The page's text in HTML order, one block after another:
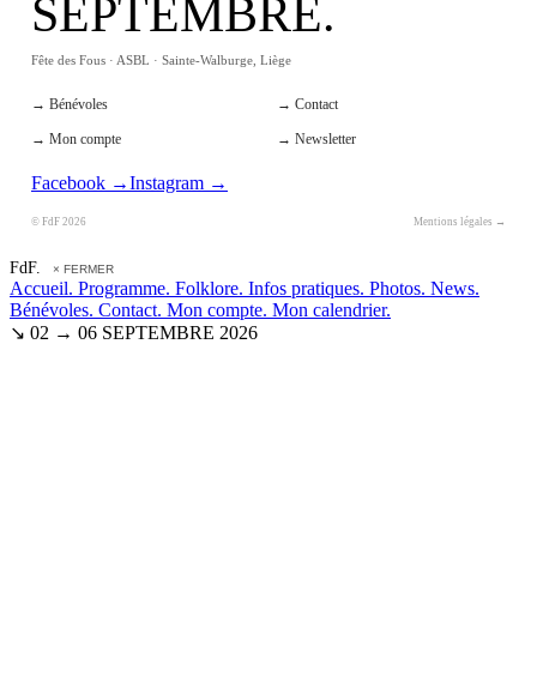
SEPTEMBRE.
Fête des Fous · ASBL · Sainte-Walburge, Liège
→ Bénévoles → Contact
→ Mon compte → Newsletter
Facebook →Instagram →
© FdF 2026 Mentions légales →
FdF. × FERMER
Accueil. Programme. Folklore. Infos pratiques. Photos. News.
Bénévoles. Contact. Mon compte. Mon calendrier.
↘ 02 → 06 SEPTEMBRE 2026